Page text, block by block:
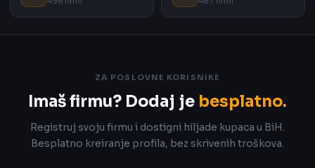
ZA POSLOVNE KORISNIKE
Imaš firmu? Dodaj je besplatno.
Registruj svoju firmu i dostigni hiljade kupaca u BiH.
Besplatno kreiranje profila, bez skrivenih troškova.